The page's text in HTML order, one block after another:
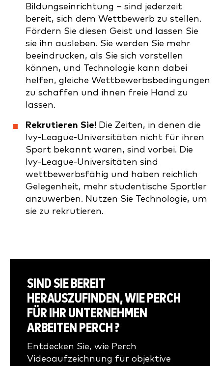
Bildungseinrichtung – sind jederzeit
bereit, sich dem Wettbewerb zu stellen.
Fördern Sie diesen Geist und lassen Sie
sie ihn ausleben. Sie werden Sie mehr
beeindrucken, als Sie sich vorstellen
können, und Technologie kann dabei
helfen, gleiche Wettbewerbsbedingungen
zu schaffen und ihnen freie Hand zu
lassen.
Rekrutieren Sie! Die Zeiten, in denen die
Ivy-League-Universitäten nicht für ihren
Sport bekannt waren, sind vorbei. Die
Ivy-League-Universitäten sind
wettbewerbsfähig und haben reichlich
Gelegenheit, mehr studentische Sportler
anzuwerben. Nutzen Sie Technologie, um
sie zu rekrutieren.
SIND SIE BEREIT
HERAUSZUFINDEN, WIE PERCH
FÜR IHR UNTERNEHMEN
ARBEITEN PERCH ?
Entdecken Sie, wie Perch
Videoaufzeichnung für objektive